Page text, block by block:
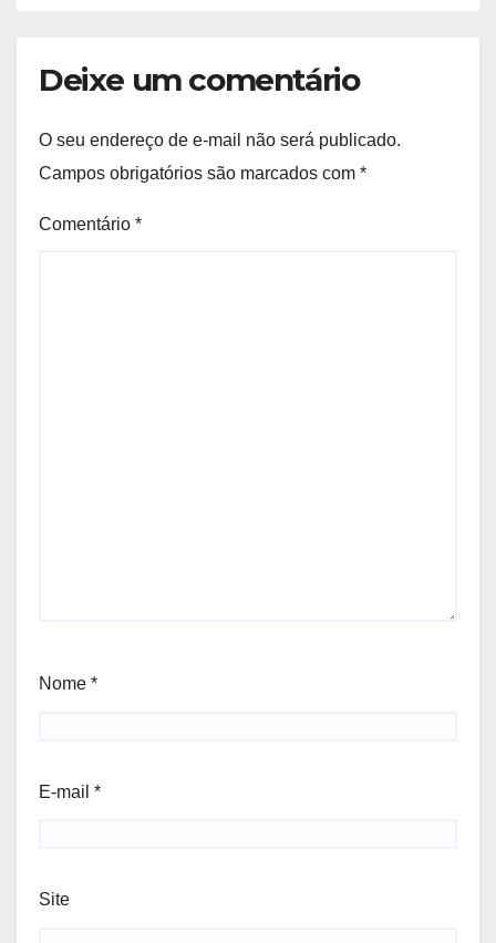
Deixe um comentário
O seu endereço de e-mail não será publicado.
Campos obrigatórios são marcados com *
Comentário *
Nome *
E-mail *
Site